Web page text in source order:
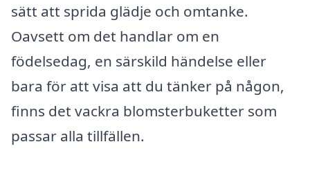
sätt att sprida glädje och omtanke.
Oavsett om det handlar om en
födelsedag, en särskild händelse eller
bara för att visa att du tänker på någon,
finns det vackra blomsterbuketter som
passar alla tillfällen.